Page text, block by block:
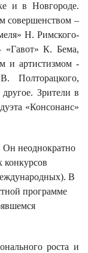
и в Новгороде.
совершенством –
Н. Римского-
«Гавот» К. Бема,
и артистизмом -
Полторацкого,
Зрители в
«Консонанс»
Он неоднократно
конкурсов
В
программе
роста и